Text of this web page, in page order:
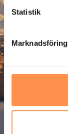
Statistik
Marknadsföring